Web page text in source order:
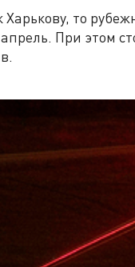
Харькову, то
При этом